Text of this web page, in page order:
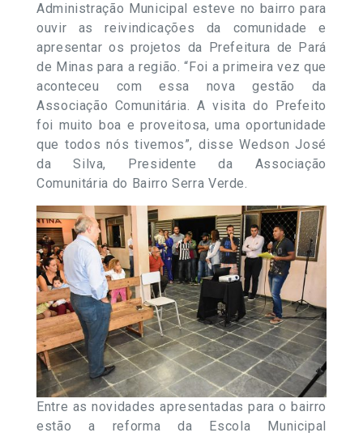
Administração Municipal esteve no bairro para
ouvir as reivindicações da comunidade e
apresentar os projetos da Prefeitura de Pará
de Minas para a região. “Foi a primeira vez que
aconteceu com essa nova gestão da
Associação Comunitária. A visita do Prefeito
foi muito boa e proveitosa, uma oportunidade
que todos nós tivemos”, disse Wedson José
da Silva, Presidente da Associação
Comunitária do Bairro Serra Verde.
Entre as novidades apresentadas para o bairro
estão a reforma da Escola Municipal